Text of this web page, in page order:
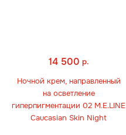
14 500 р.
Ночной крем, направленный
на осветление
гиперпигментации 02 M.E.LINE
Caucasian Skin Night